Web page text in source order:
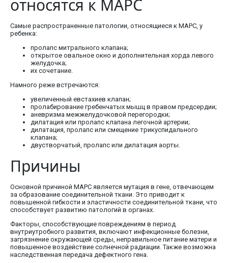
относятся к МАРС
Самые распространенные патологии, относящиеся к МАРС, у
ребенка:
пролапс митрального клапана;
открытое овальное окно и дополнительная хорда левого
желудочка;
их сочетание.
Намного реже встречаются:
увеличенный евстахиев клапан;
пролабирование гребенчатых мышц в правом предсердии;
аневризма межжелудочковой перегородки;
дилатация или пролапс клапана легочной артерии;
дилатация, пролапс или смещение трикуспидального
клапана;
двустворчатый, пролапс или дилатация аорты.
Причины
Основной причиной МАРС является мутация в гене, отвечающем
за образование соединительной ткани. Это приводит к
повышенной гибкости и эластичности соединительной ткани, что
способствует развитию патологий в органах.
Факторы, способствующие повреждениям в период
внутриутробного развития, включают инфекционные болезни,
загрязнение окружающей среды, неправильное питание матери и
повышенное воздействие солнечной радиации. Также возможна
наследственная передача дефектного гена.